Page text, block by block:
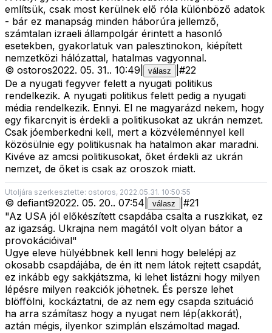
említsük, csak most kerülnek elő róla különböző adatok
- bár ez manapság minden háborúra jellemző,
számtalan izraeli állampolgár érintett a hasonló
esetekben, gyakorlatuk van palesztinokon, kiépített
nemzetközi hálózattal, hatalmas vagyonnal.
© ostoros2022. 05. 31.. 10:49 válasz #22
De a nyugati fegyver felett a nyugati politikus
rendelkezik. A nyugati politikus felett pedig a nyugati
média rendelkezik. Ennyi. El ne magyarázd nekem, hogy
egy fikarcnyit is érdekli a politikusokat az ukrán nemzet.
Csak jóemberkedni kell, mert a közvéleménnyel kell
közösülnie egy politikusnak ha hatalmon akar maradni.
Kivéve az amcsi politikusokat, őket érdekli az ukrán
nemzet, de őket is csak az oroszok miatt.
Utoljára szerkesztette: ostoros, 2022.05.31. 10:50:55
© defiant92022. 05. 20.. 07:54 válasz #21
"Az USA jól előkészített csapdába csalta a ruszkikat, ez
az igazság. Ukrajna nem magától volt olyan bátor a
provokációival"
Ugye eleve hülyébbnek kell lenni hogy belelépj az
okosabb csapdájába, de én itt nem látok rejtett csapdát,
ez inkább egy sakkjátszma, ki lehet listázni hogy milyen
lépésre milyen reakciók jöhetnek. És persze lehet
blöffölni, kockáztatni, de az nem egy csapda szituáció
ha arra számítasz hogy a nyugat nem lép(akkorát),
aztán mégis, ilyenkor szimplán elszámoltad magad.